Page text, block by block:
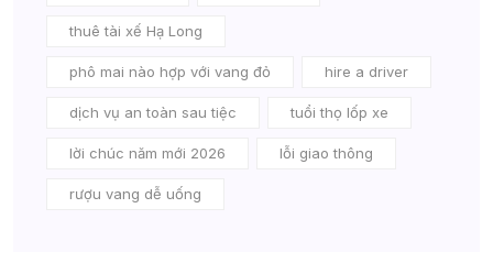
thuê tài xế Hạ Long
phô mai nào hợp với vang đỏ hire a driver
dịch vụ an toàn sau tiệc tuổi thọ lốp xe
lời chúc năm mới 2026 lỗi giao thông
rượu vang dễ uống